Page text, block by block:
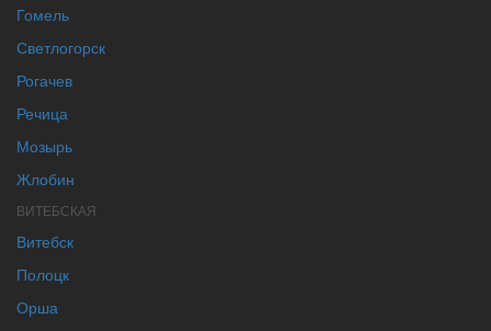
Гомель
Светлогорск
Рогачев
Речица
Мозырь
Жлобин
ВИТЕБСКАЯ
Витебск
Полоцк
Орша